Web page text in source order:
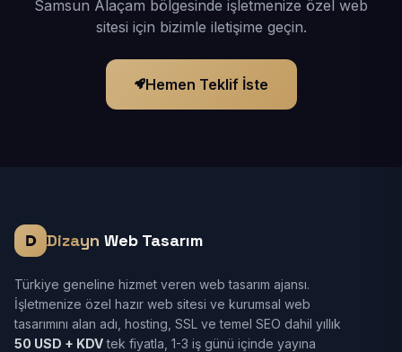
Samsun Alaçam bölgesinde işletmenize özel web
sitesi için bizimle iletişime geçin.
Hemen Teklif İste
Dizayn Web Tasarım
Türkiye geneline hizmet veren web tasarım ajansı.
İşletmenize özel hazır web sitesi ve kurumsal web
tasarımını alan adı, hosting, SSL ve temel SEO dahil yıllık
50 USD + KDVtek fiyatla, 1-3 iş günü içinde yayına